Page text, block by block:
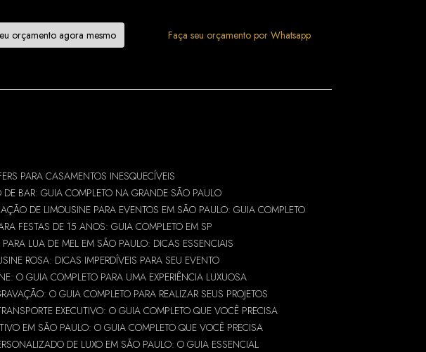
orçamento agora mesmo Faça seu orçamento por Whatsapp
PARA CASAMENTOS INESQUECÍVEIS
BAR: GUIA COMPLETO NA GRANDE SÃO PAULO
DE LIMOUSINE PARA EVENTOS EM SÃO PAULO: GUIA COMPLETO
FESTAS DE 15 ANOS: GUIA COMPLETO EM SP
LUA DE MEL EM SÃO PAULO: DICAS ESSENCIAIS
ROSA: DICAS IMPERDÍVEIS PARA SEU EVENTO
O GUIA COMPLETO PARA UMA EXPERIÊNCIA LUXUOSA
O GUIA COMPLETO PARA REALIZAR SEUS PROJETOS
EXECUTIVO: O GUIA COMPLETO QUE VOCÊ PRECISA
EM SÃO PAULO: O GUIA COMPLETO QUE VOCÊ PRECISA
DE LUXO EM SÃO PAULO: O GUIA ESSENCIAL